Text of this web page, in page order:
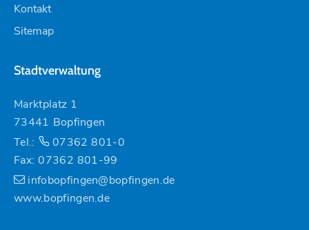
Kontakt
Sitemap
Stadtverwaltung
Marktplatz 1
73441 Bopfingen
Tel.:
07362 801-0
Fax: 07362 801-99
infobopfingen@bopfingen.de
www.bopfingen.de